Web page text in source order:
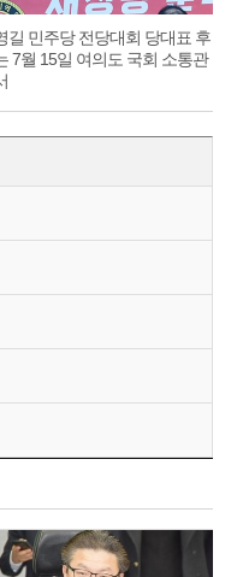
길 민주당 전당대회 당대표 후
7월 15일 여의도 국회 소통관